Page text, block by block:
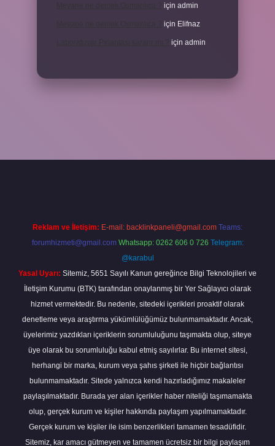
için admin
için Elifnaz
için admin
Reklam ve İletişim: E-mail: backlinkpaneli@gmail.com Teams:
forumhizmeti@gmail.com Whatsapp: 0262 606 0 726 Telegram:
@karabul
Yasal Uyarı: Sitemiz, 5651 Sayılı Kanun gereğince Bilgi Teknolojileri ve
İletişim Kurumu (BTK) tarafından onaylanmış bir Yer Sağlayıcı olarak
hizmet vermektedir. Bu nedenle, sitedeki içerikleri proaktif olarak
denetleme veya araştırma yükümlülüğümüz bulunmamaktadır. Ancak,
üyelerimiz yazdıkları içeriklerin sorumluluğunu taşımakta olup, siteye
üye olarak bu sorumluluğu kabul etmiş sayılırlar. Bu internet sitesi,
herhangi bir marka, kurum veya şahıs şirketi ile hiçbir bağlantısı
bulunmamaktadır. Sitede yalnızca kendi hazırladığımız makaleler
paylaşılmaktadır. Burada yer alan içerikler haber niteliği taşımamakta
olup, gerçek kurum ve kişiler hakkında paylaşım yapılmamaktadır.
Gerçek kurum ve kişiler ile isim benzerlikleri tamamen tesadüfidir.
Sitemiz, kar amacı gütmeyen ve tamamen ücretsiz bir bilgi paylaşım